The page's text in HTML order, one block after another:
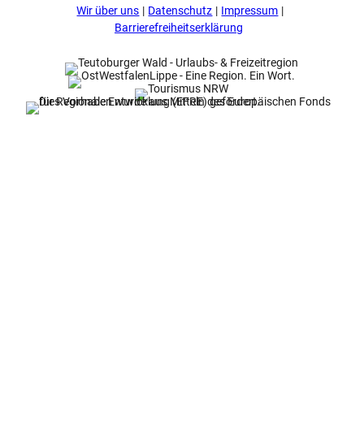
o
k
e
s
t
e
r
a
m
Wir über uns Datenschutz
Impressum
Barrierefreiheitserklärung